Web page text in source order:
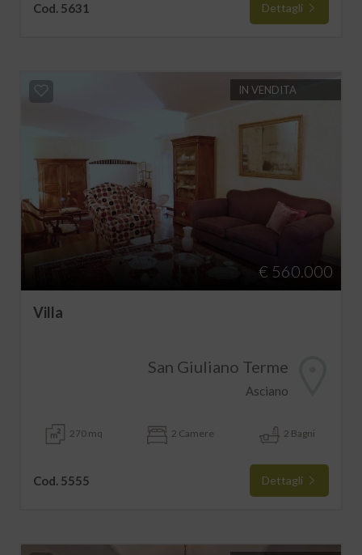
Cod. 5631 Dettagli
IN VENDITA
€ 560.000
Villa
San Giuliano Terme
Asciano
270 mq 2 Camere 2 Bagni
Cod. 5555 Dettagli